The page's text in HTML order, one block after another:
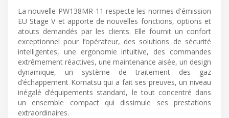
La nouvelle PW138MR-11 respecte les normes d'émission
EU Stage V et apporte de nouvelles fonctions, options et
atouts demandés par les clients. Elle fournit un confort
exceptionnel pour l’opérateur, des solutions de sécurité
intelligentes, une ergonomie intuitive, des commandes
extrêmement réactives, une maintenance aisée, un design
dynamique, un système de traitement des gaz
d’échappement Komatsu qui a fait ses preuves, un niveau
inégalé d’équipements standard, le tout concentré dans
un ensemble compact qui dissimule ses prestations
extraordinaires.